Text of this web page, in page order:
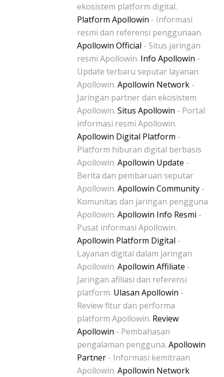
ekosistem platform digital.
Platform Apollowin - Informasi
resmi dan referensi penggunaan.
Apollowin Official - Situs jaringan
resmi Apollowin. Info Apollowin -
Update terbaru seputar layanan
Apollowin. Apollowin Network -
Jaringan partner dan ekosistem
Apollowin. Situs Apollowin - Portal
informasi resmi Apollowin.
Apollowin Digital Platform -
Platform hiburan digital berbasis
Apollowin. Apollowin Update -
Berita dan pembaruan seputar
Apollowin. Apollowin Community -
Komunitas dan jaringan pengguna
Apollowin. Apollowin Info Resmi -
Pusat informasi Apollowin.
Apollowin Platform Digital -
Layanan digital dalam jaringan
Apollowin. Apollowin Affiliate -
Jaringan afiliasi dan referensi
platform. Ulasan Apollowin -
Review fitur dan performa
platform Apollowin. Review
Apollowin - Pembahasan
pengalaman pengguna. Apollowin
Partner - Informasi kemitraan
Apollowin. Apollowin Network